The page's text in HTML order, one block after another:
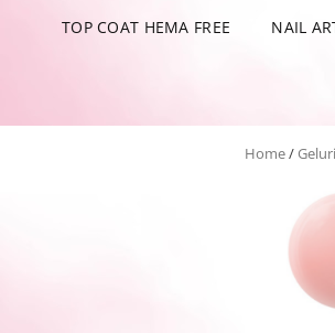
TOP COAT HEMA FREE NAIL
Home/